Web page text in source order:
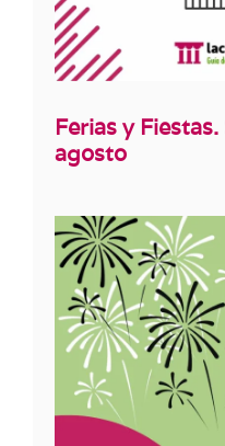
Ferias y
agosto